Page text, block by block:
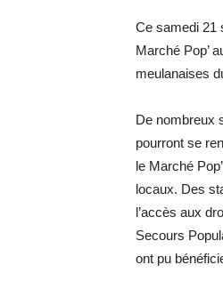
Ce samedi 21
Marché Pop’
meulanaises
De nombreux
pourront se
le Marché
locaux. Des
l’accès aux
Secours
ont pu